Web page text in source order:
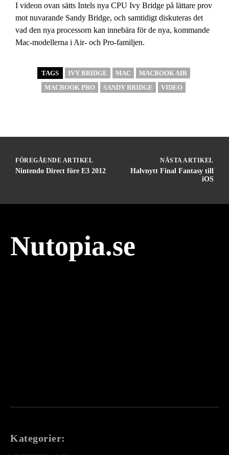
I videon ovan sätts Intels nya CPU Ivy Bridge på lättare prov
mot nuvarande Sandy Bridge, och samtidigt diskuteras det
vad den nya processorn kan innebära för de nya, kommande
Mac-modellerna i Air- och Pro-familjen.
TAGS IVY BRIDGE MAC
MACBOOK AIR
MACBOOK PRO
SANDY BRIDGE VIDEO
FÖREGÅENDE ARTIKEL
Nintendo Direct före E3 2012
NÄSTA ARTIKEL
Halvnytt Final Fantasy till
iOS
Nutopia.se
Kategorier: